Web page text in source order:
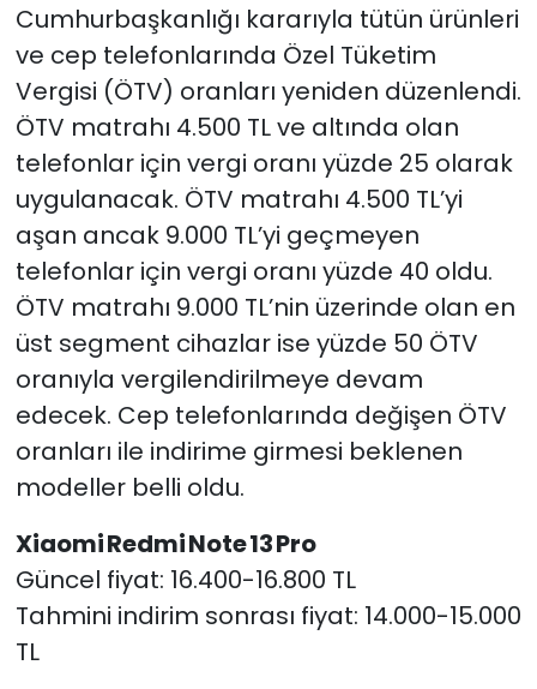
Cumhurbaşkanlığı kararıyla tütün ürünleri
ve cep telefonlarında Özel Tüketim
Vergisi (ÖTV) oranları yeniden düzenlendi.
ÖTV matrahı 4.500 TL ve altında olan
telefonlar için vergi oranı yüzde 25 olarak
uygulanacak. ÖTV matrahı 4.500 TL’yi
aşan ancak 9.000 TL’yi geçmeyen
telefonlar için vergi oranı yüzde 40 oldu.
ÖTV matrahı 9.000 TL’nin üzerinde olan en
üst segment cihazlar ise yüzde 50 ÖTV
oranıyla vergilendirilmeye devam
edecek. Cep telefonlarında değişen ÖTV
oranları ile indirime girmesi beklenen
modeller belli oldu.
Xiaomi Redmi Note 13 Pro
Güncel fiyat: 16.400-16.800 TL
Tahmini indirim sonrası fiyat: 14.000-15.000
TL